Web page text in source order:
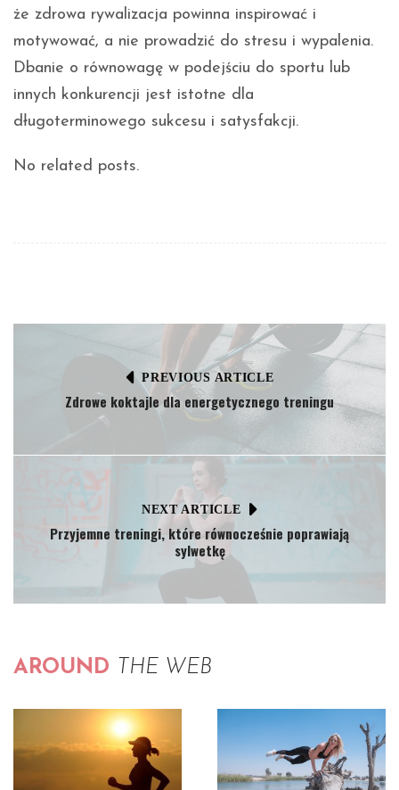
że zdrowa rywalizacja powinna inspirować i
motywować, a nie prowadzić do stresu i wypalenia.
Dbanie o równowagę w podejściu do sportu lub
innych konkurencji jest istotne dla
długoterminowego sukcesu i satysfakcji.
No related posts.
PREVIOUS ARTICLE
Zdrowe koktajle dla energetycznego treningu
NEXT ARTICLE
Przyjemne treningi, które równocześnie poprawiają
sylwetkę
AROUND THE WEB